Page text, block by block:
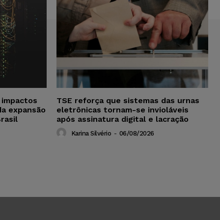
expansão
TSE reforça que sistemas das urnas
eletrônicas tornam-se invioláveis
após assinatura digital e lacração
Karina Silvério - 06/08/2026